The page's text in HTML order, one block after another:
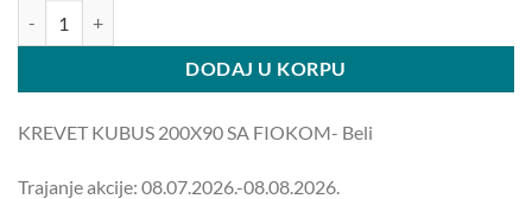
DODAJ U KORPU
KREVET KUBUS 200X90 SA FIOKOM- Beli
Trajanje akcije: 08.07.2026.-08.08.2026.